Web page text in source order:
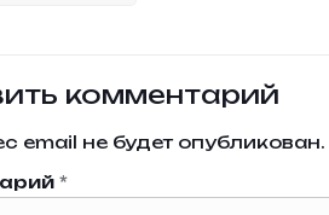
комментарий
email не будет опубликован.
*